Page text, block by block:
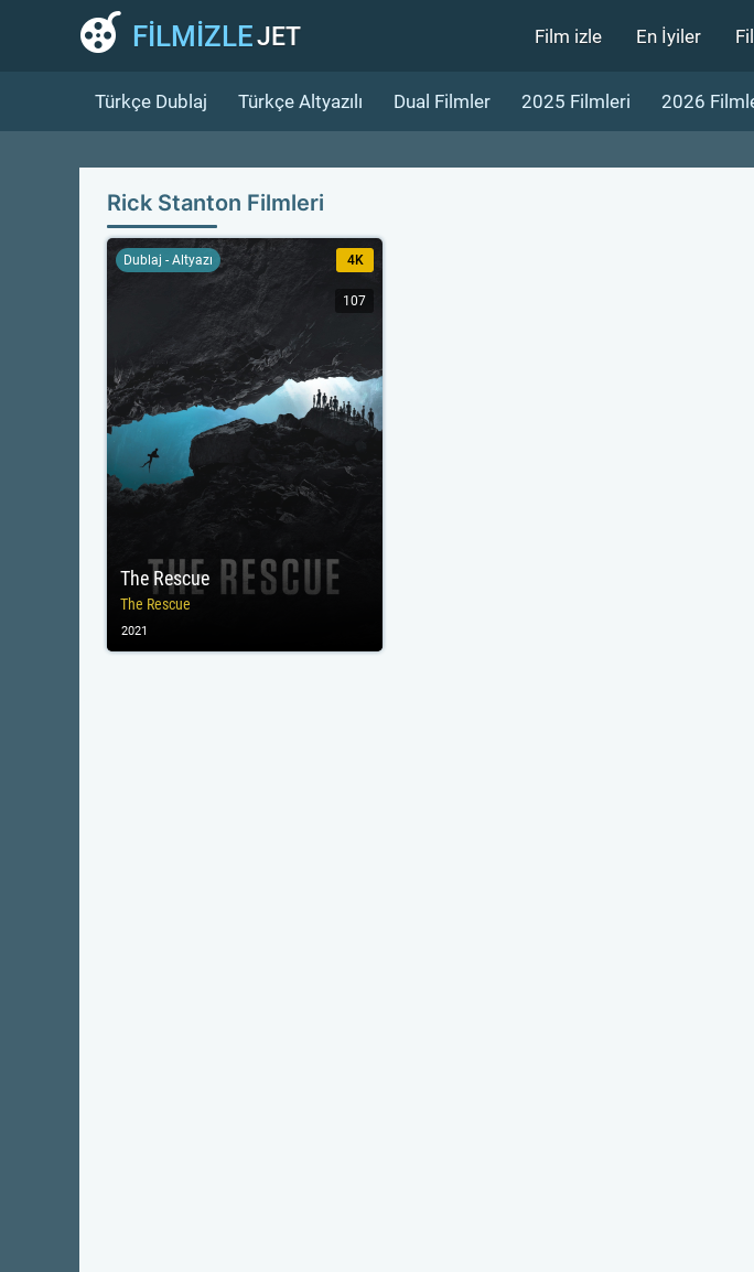
FİLMİZLEJET Film izle En İyiler
Türkçe Dublaj Türkçe Altyazılı Dual Filmler 2025 Filmleri 2026
Rick Stanton Filmleri
The Rescue
The Rescue
Dublaj - Altyazı 4K
107
2021